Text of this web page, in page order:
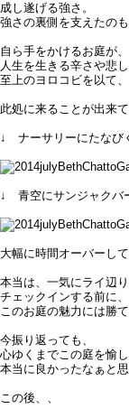
成し遂げる強さ。
強さの裏側を支えたのも
自ら手をかけるお庭が、
人生を生きる辛さや悲
至上のヨロコビを以て
此処に来ることが出来
↓ ナーサリーにたなび
↓ 青空にサンジャクバ
大幅に時間オーバーし
本当は、一気にライ辺り
チェックインする前に
このお庭の魅力には勝て
今振り返っても、
心ゆくまでこの庭を愉し
本当に良かったなぁと思
この後、、